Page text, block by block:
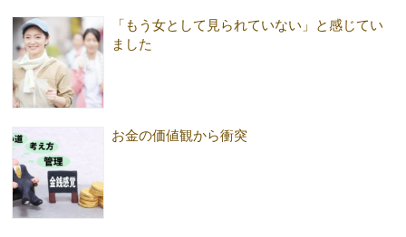
「もう女として見られていない」と感じてい
ました
お金の価値観から衝突